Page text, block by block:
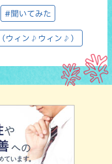
#聞いてみた
ウィン♪ウィン♪）